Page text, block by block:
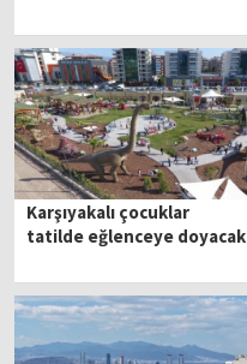
Karşıyakalı çocuklar
tatilde eğlenceye doyacak